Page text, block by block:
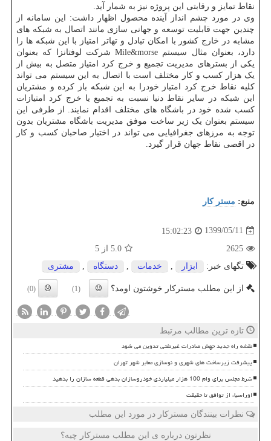
نقاط تمایز و رقابتی این پروژه نیز به شمار آید.
وی در مورد چشم انداز آینده محصول اظهار داشت: این سامانه از
چندین جهت قابلیت توسعه و جهانی سازی مانند اتصال به شبکه های
مشابه در خارج کشور با امکان تبادل و تهاتر امتیاز با این شبکه ها را
دارد، بعنوان مثال سیستم Mile&morse شرکت لوفتانزا که بعنوان
یکی از بسترهای مدیریت تجمیع و خرج کرد امتیاز متصل به بیش از
یک هزار کسب و کار مختلف است با اتصال به این سیستم می تواند
کلیه نقاط خرج کرد امتیاز خودرا به این شبکه باز کرده و مشتریان
این شبکه در سایر نقاط دنیا نسبت به تجمیع یا خرج کرد امتیازات
کسب شده خود در باشگاه های مختلف اقدام نمایند. از طرفی این
سیستم بعنوان یک زیر ساخت موفق مدیریت باشگاه مشتریان بدون
توجه به مرزهای جغرافیایی می تواند در اختیار صاحبان کسب و کار
در اقصی نقاط جهان قرار گیرد.
منبع: مستر كار
1399/05/11
15:02:23
2625
5.0 از 5
تگهای خبر:
ابزار , خدمات , دستگاه , مشتری
از این مطلب مسترکار خوشتون اومد؟ (1)
(0)
تازه ترین مطالب مرتبط
نقشه راه جدید جهش صادرات غیرنفتی تدوین می شود
پیشرفت زیرساخت های شهری و نوسازی معابر شهر تهران
شرط مجلس برای وام 100 هزار میلیاردی خودروسازان بدهی قطعه سازان را بدهید
اوراسیا، از توافق تا حقیقت
نظرات بینندگان مسترکار در مورد این مطلب
نظرتون درباره ی این مطلب مسترکار چیه؟